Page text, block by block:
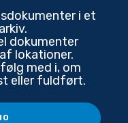
i et
dokumenter
lokationer.
med i, om
eller fuldført.